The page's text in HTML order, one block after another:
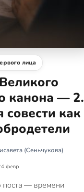
лица
канона — 2.
совести как
(Сеньчукова)
февр
поста — времени